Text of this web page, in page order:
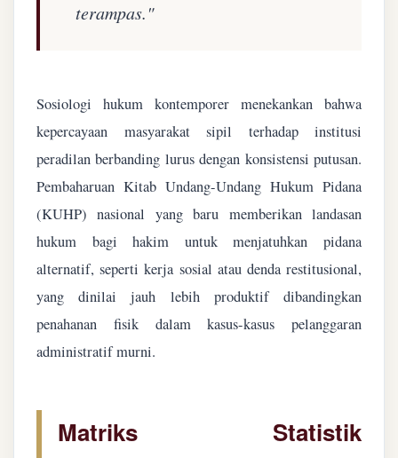
terampas."
Sosiologi hukum kontemporer menekankan bahwa
kepercayaan masyarakat sipil terhadap institusi
peradilan berbanding lurus dengan konsistensi putusan.
Pembaharuan Kitab Undang-Undang Hukum Pidana
(KUHP) nasional yang baru memberikan landasan
hukum bagi hakim untuk menjatuhkan pidana
alternatif, seperti kerja sosial atau denda restitusional,
yang dinilai jauh lebih produktif dibandingkan
penahanan fisik dalam kasus-kasus pelanggaran
administratif murni.
Matriks Statistik